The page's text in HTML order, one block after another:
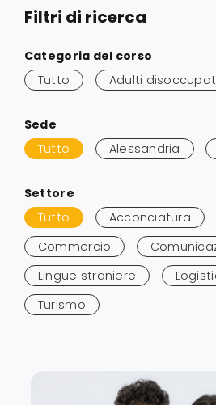
Filtri di ricerca
ai
risultati
Categoria del corso
Tutto
Adulti
ai
risultati
Sede
Tutto
Alessandria
ai
risultati
Settore
Tutto
Acconciatura
Commercio
Lingue straniere
Turismo